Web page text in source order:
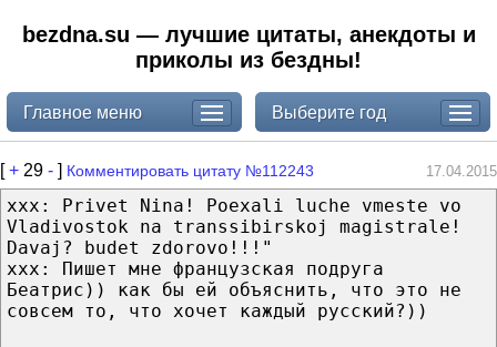
bezdna.su — лучшие цитаты, анекдоты и
приколы из бездны!
Главное меню Выберите год
[+ 29 - ] Комментировать цитату №112243 17.04.2015
ххх: Privet Nina! Poexali luche vmeste vo
Vladivostok na transsibirskoj magistrale!
Davaj? budet zdorovo!!!"
ххх: Пишет мне французская подруга
Беатрис)) как бы ей объяснить, что это не
совсем то, что хочет каждый русский?))